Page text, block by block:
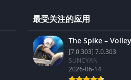
最受关注的应用
The Spike –
[7.0.303] 7.0.303
SUNCYAN
2026-06-14